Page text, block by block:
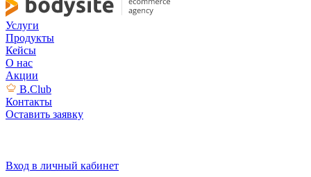
Услуги
Продукты
Кейсы
О нас
Акции
B.Club
Контакты
Оставить заявку
Вход в личный кабинет